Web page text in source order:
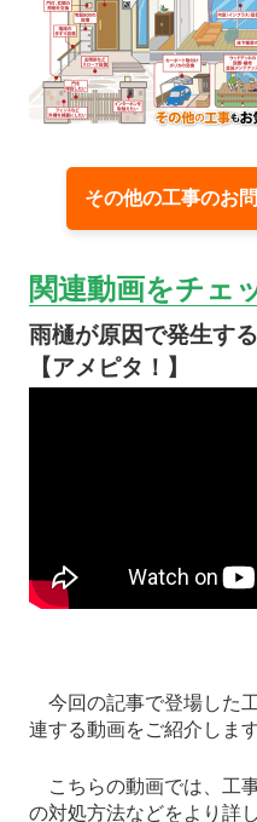
その他の工事の
関連動画をチェ
雨樋が原因で発生す
【アメピタ！】
今回の記事で登場した
連する動画をご紹介します
こちらの動画では、工
の対処方法などをより詳